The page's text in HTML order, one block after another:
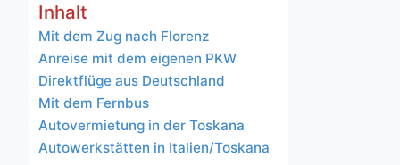
Inhalt
Mit dem Zug nach Florenz
Anreise mit dem eigenen PKW
Direktflüge aus Deutschland
Mit dem Fernbus
Autovermietung in der Toskana
Autowerkstätten in Italien/Toskana